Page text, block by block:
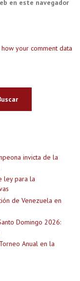
en este navegador
how your comment data
invicta de la
ley para la
de Venezuela en
Domingo 2026:
Anual en la